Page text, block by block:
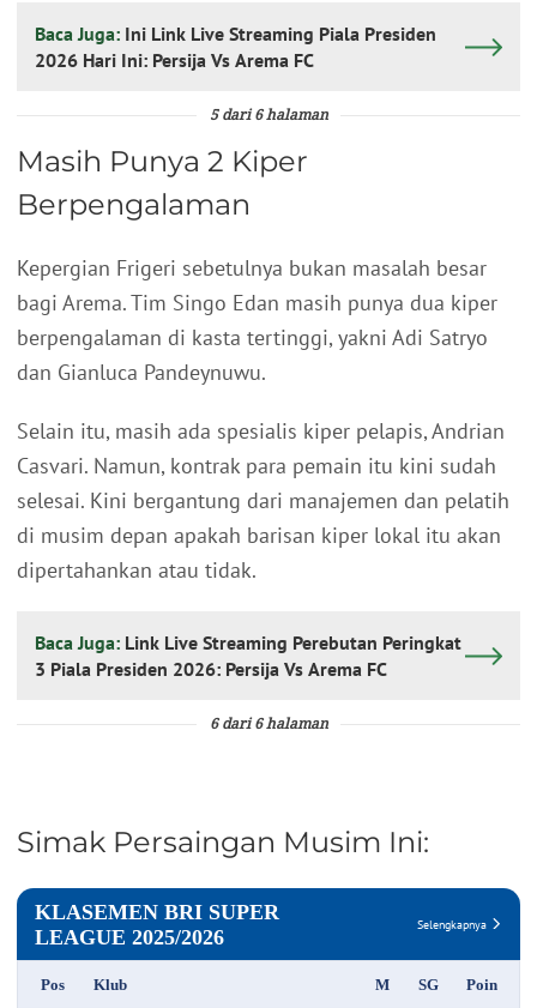
Baca Juga: Ini Link Live Streaming Piala Presiden
2026 Hari Ini: Persija Vs Arema FC
5 dari 6 halaman
Masih Punya 2 Kiper
Berpengalaman
Kepergian Frigeri sebetulnya bukan masalah besar
bagi Arema. Tim Singo Edan masih punya dua kiper
berpengalaman di kasta tertinggi, yakni Adi Satryo
dan Gianluca Pandeynuwu.
Selain itu, masih ada spesialis kiper pelapis, Andrian
Casvari. Namun, kontrak para pemain itu kini sudah
selesai. Kini bergantung dari manajemen dan pelatih
di musim depan apakah barisan kiper lokal itu akan
dipertahankan atau tidak.
Baca Juga: Link Live Streaming Perebutan Peringkat
3 Piala Presiden 2026: Persija Vs Arema FC
6 dari 6 halaman
Simak Persaingan Musim Ini: